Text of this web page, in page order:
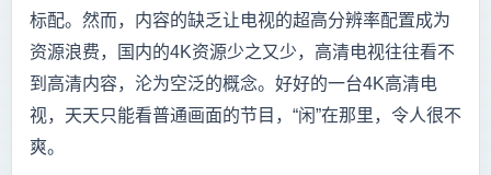
标配。然而，内容的缺乏让电视的超高分辨率配置成为
资源浪费，国内的4K资源少之又少，高清电视往往看不
到高清内容，沦为空泛的概念。好好的一台4K高清电
视，天天只能看普通画面的节目，“闲”在那里，令人很不
爽。